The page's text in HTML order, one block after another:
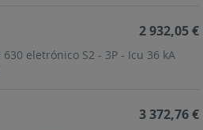
630 eletrónico S2 - 3P - Icu 36 kA
2 932,05 €
3 372,76 €